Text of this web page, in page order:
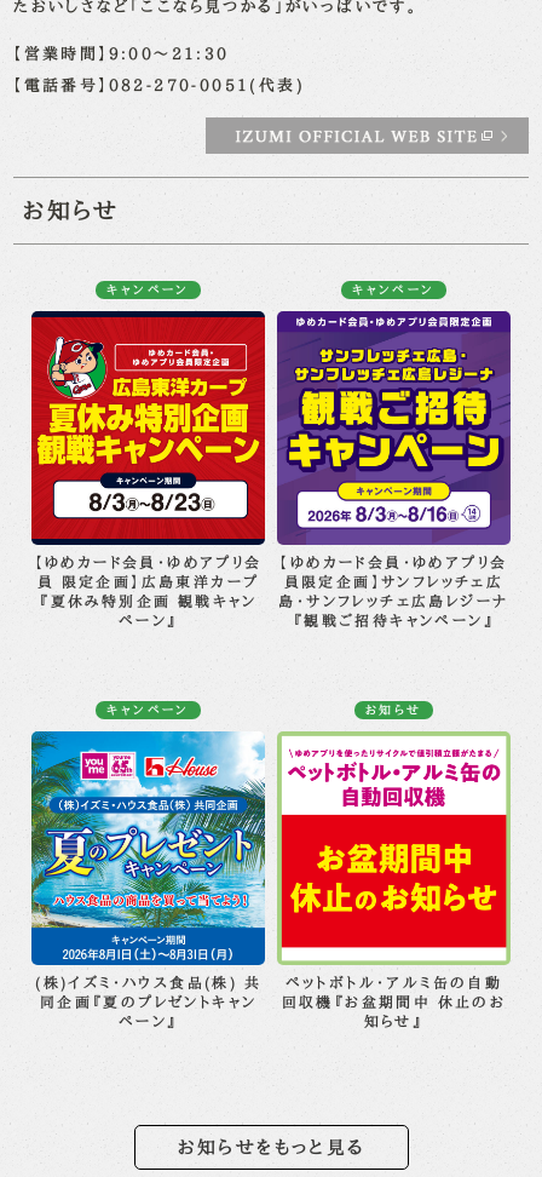
たおいしさなど「ここなら見つかる」がいっぱいです。
【営業時間】9:00～21:30
【電話番号】082-270-0051(代表)
お知らせ
キャンペーン
【ゆめカード会員・ゆめアプリ会
員 限定企画】広島東洋カープ
『夏休み特別企画 観戦キャン
ペーン』
キャンペーン
【ゆめカード会員・ゆめアプリ会
員限定企画】サンフレッチェ広
島・サンフレッチェ広島レジーナ
『観戦ご招待キャンペーン』
キャンペーン
(株)イズミ・ハウス食品(株) 共
同企画『夏のプレゼントキャン
ペーン』
お知らせ
ペットボトル・アルミ缶の自動
回収機『お盆期間中 休止のお
知らせ』
お知らせをもっと見る